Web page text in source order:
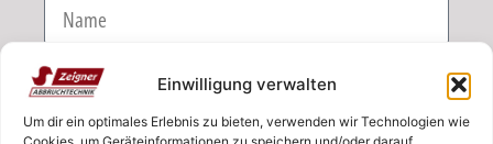
Einwilligung verwalten
Um dir ein optimales Erlebnis zu bieten, verwenden wir Technologien wie
Cookies, um Geräteinformationen zu speichern und/oder darauf
E-Mail